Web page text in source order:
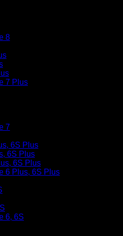
8
7 Plus
7
6S Plus
6S Plus
6S Plus
6 Plus, 6S Plus
6, 6S